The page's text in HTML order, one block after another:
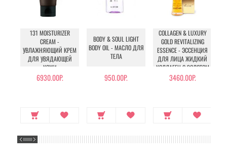
131 MOISTURIZER
CREAM -
УВЛАЖНЯЮЩИЙ КРЕМ
ДЛЯ УВЯДАЮЩЕЙ
КОЖИ
6930.00Р.
BODY & SOUL LIGHT
BODY OIL - МАСЛО ДЛЯ
ТЕЛА
950.00Р.
COLLAGEN & LUXURY
GOLD REVITALIZING
ESSENCE - ЭССЕНЦИЯ
ДЛЯ ЛИЦА ЖИДКИЙ
КОЛЛАГЕН С ЗОЛОТОМ
3460.00Р.